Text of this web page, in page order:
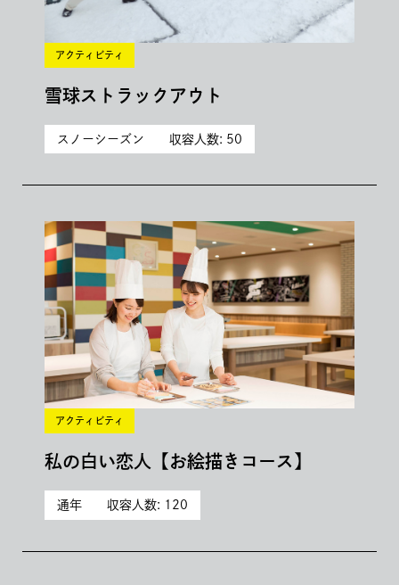
アクティビティ
雪球ストラックアウト
スノーシーズン 収容人数: 50
アクティビティ
私の白い恋人【お絵描きコース】
通年 収容人数: 120